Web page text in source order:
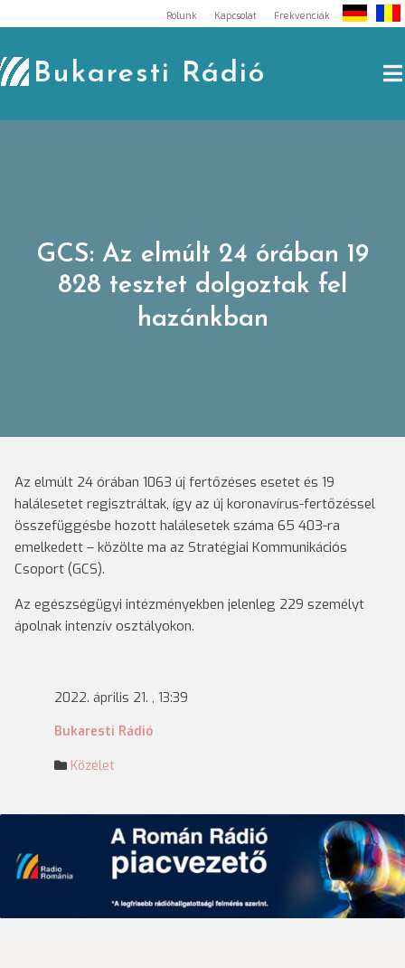
to
content
Rólunk Kapcsolat Frekvenciák
Bukaresti Rádió
GCS: Az elmúlt 24 órában 19
828 tesztet dolgoztak fel
hazánkban
Az elmúlt 24 órában 1063 új fertőzéses esetet és 19
halálesetet regisztráltak, így az új koronavírus-fertőzéssel
összefüggésbe hozott halálesetek száma 65 403-ra
emelkedett – közölte ma az Stratégiai Kommunikációs
Csoport (GCS).
Az egészségügyi intézményekben jelenleg 229 személyt
ápolnak intenzív osztályokon.
2022. április 21. , 13:39
Bukaresti Rádió
Közélet